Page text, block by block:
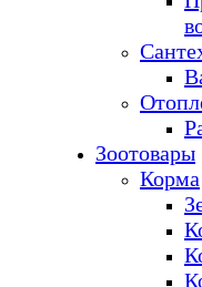
Зоотовары
Корма